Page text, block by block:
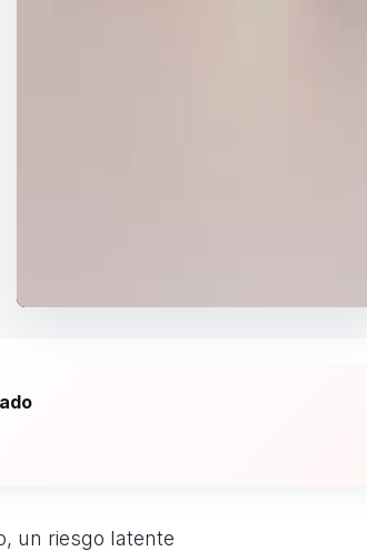
un riesgo latente